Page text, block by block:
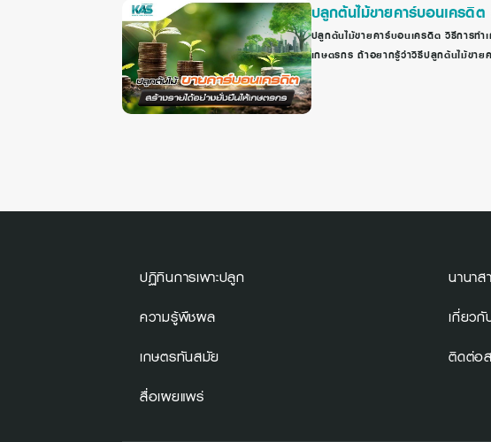
ปลูกต้นไม้ขายคาร์บอนเครดิ
ปลูกต้นไม้ขายคาร์บอนเครดิต วิธีการท
เกษตรกร ถ้าอยากรู้ว่าวิธีปลูกต้นไม้ขาย
ปฏิทินการเพาะปลูก
ความรู้พืชผล
เกษตรทันสมัย
สื่อเผยแพร่
นานาส
เกี่ยวกั
ติดต่อ